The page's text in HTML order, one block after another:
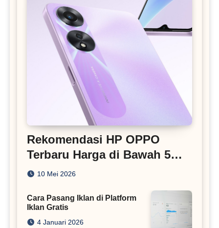
Rekomendasi HP OPPO
Terbaru Harga di Bawah 5
Juta
10 Mei 2026
Cara Pasang Iklan di Platform
Iklan Gratis
4 Januari 2026